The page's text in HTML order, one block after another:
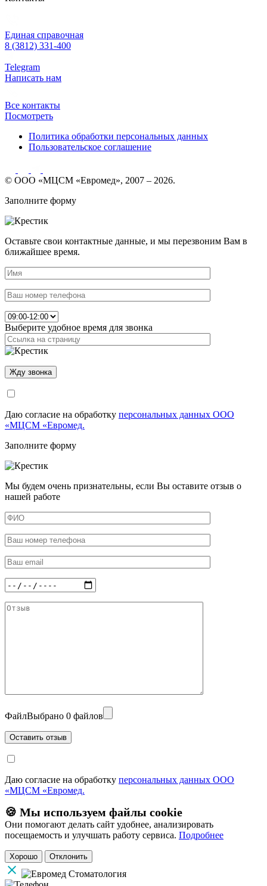
Единая справочная
8 (3812) 331-400
Telegram
Написать нам
Все контакты
Посмотреть
Политика обработки персональных данных
Пользовательское соглашение
© ООО «МЦСМ «Евромед», 2007 – 2026.
Заполните форму
Оставьте свои контактные данные, и мы перезвоним Вам в
ближайшее время.
Выберите удобное время для звонка
Даю согласие на обработку персональных данных ООО
«МЦСМ «Евромед.
Заполните форму
Мы будем очень признательны, если Вы оставите отзыв о
нашей работе
ФайлВыбрано 0 файлов
Даю согласие на обработку персональных данных ООО
«МЦСМ «Евромед.
🍪 Мы используем файлы cookie
Они помогают делать сайт удобнее, анализировать
посещаемость и улучшать работу сервиса. Подробнее
Хорошо Отклонить